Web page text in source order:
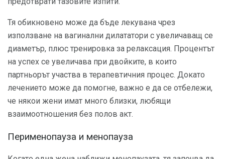
Тя обикновено може да бъде лекувана чрез
използване на вагинални дилататори с увеличаващ се
диаметър, плюс тренировка за релаксация. Процентът
на успех се увеличава при двойките, в които
партньорът участва в терапевтичния процес. Докато
лечението може да помогне, важно е да се отбележи,
че някои жени имат много близки, любящи
взаимоотношения без полов акт.
Перименопауза и менопауза